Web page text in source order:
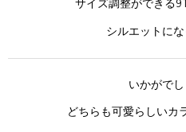
サイズ調整ができる
シルエットにな
いかがで
どちらも可愛らしいカ